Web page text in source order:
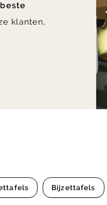
klanten,
Bijzettafels